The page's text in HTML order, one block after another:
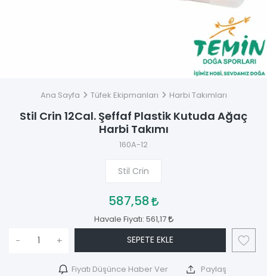
Ana Sayfa Tüfek Ekipmanları Harbi Takımları
Stil Crin 12Cal. Şeffaf Plastik Kutuda Ağaç
Harbi Takımı
160A-12
Stil Crin
587,58
Havale Fiyatı: 561,17
- + SEPETE EKLE
Fiyatı Düşünce Haber Ver Paylaş